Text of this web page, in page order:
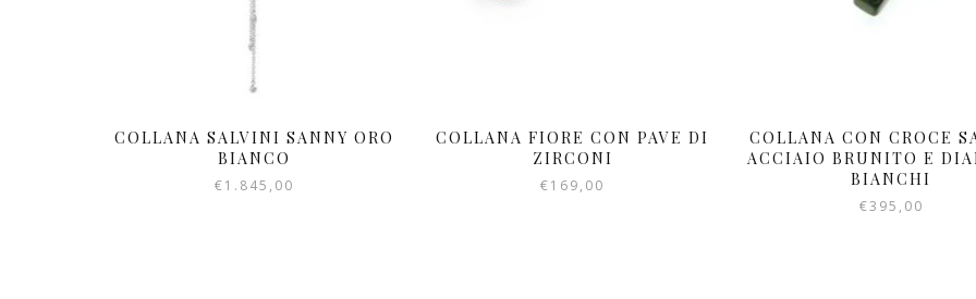
COLLANA SALVINI SANNY ORO
BIANCO
€1.845,00
COLLANA FIORE CON PAVE DI
ZIRCONI
€169,00
COLLANA CON CROCE
ACCIAIO BRUNITO E
BIANCHI
€395,00